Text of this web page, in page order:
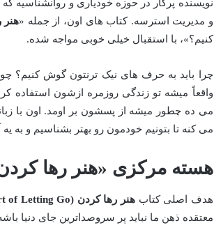
نویسنده پرکار در حوزه خودیاری و
و مدیریت استرسه. کتاب های اون، از جمله «هنر
کنیم؟»، با استقبال خیلی خوبی مواجه شده.
چرا باید به حرف های نیک ترنتون گوش کنیم؟
واقعاً میشه تو زندگی روزمره ازشون استفاده
می ده چطور میشه از پسشون بر اومد. اون با
می کنه تا بتونیم خودمون رو بهتر بشناسیم و به
هسته مرکزی «هنر رها
هدف اصلی کتاب هنر رها کردن (The Art of Letting Go)
معتقده ذهن ما نباید پر سروصداترین جای دنیا